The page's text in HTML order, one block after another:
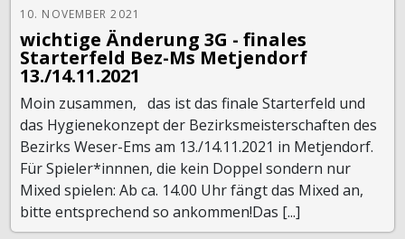
10. NOVEMBER 2021
wichtige Änderung 3G - finales
Starterfeld Bez-Ms Metjendorf
13./14.11.2021
Moin zusammen, das ist das finale Starterfeld und
das Hygienekonzept der Bezirksmeisterschaften des
Bezirks Weser-Ems am 13./14.11.2021 in Metjendorf.
Für Spieler*innnen, die kein Doppel sondern nur
Mixed spielen: Ab ca. 14.00 Uhr fängt das Mixed an,
bitte entsprechend so ankommen!Das [...]